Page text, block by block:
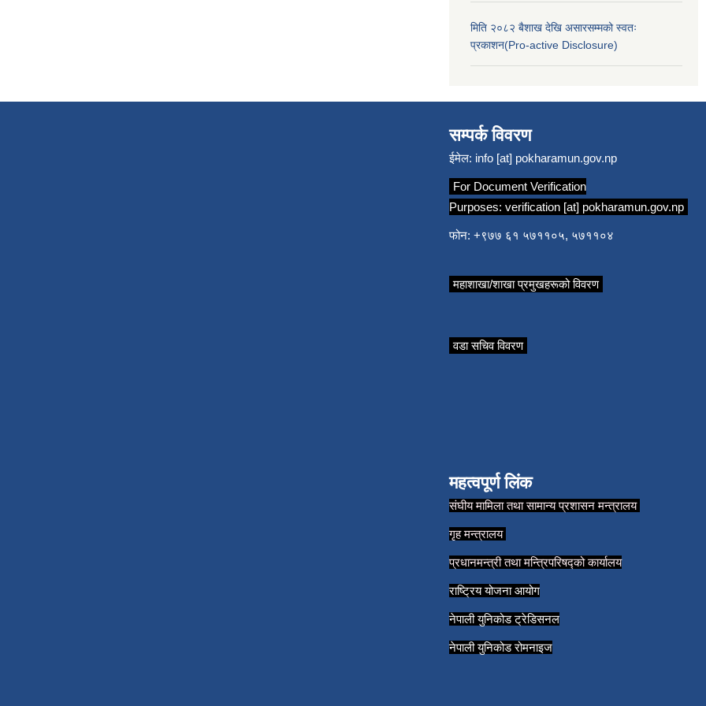
मिति २०८२ बैशाख देखि असारसम्मको स्वतः
प्रकाशन(Pro-active Disclosure)
सम्पर्क विवरण
ईमेल: info [at] pokharamun.gov.np
For Document Verification
Purposes: verification [at] pokharamun.gov.np
फोन: +९७७ ६१ ५७११०५, ५७११०४
महाशाखा/शाखा प्रमुखहरूको विवरण
वडा सचिव विवरण
महत्वपूर्ण लिंक
संघीय मामिला तथा सामान्य प्रशासन मन्त्रालय
गृह मन्त्रालय
प्रधानमन्त्री तथा मन्त्रिपरिषद्को कार्यालय
राष्ट्रिय योजना आयोग
नेपाली युनिकोड ट्रेडिसनल
नेपाली युनिकोड रोमनाइज